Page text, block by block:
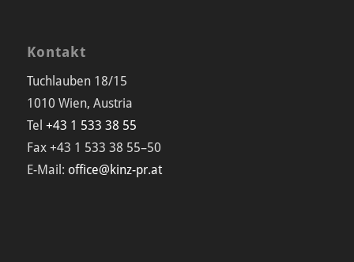
Kontakt
Tuchlauben 18/15
1010 Wien, Austria
Tel +43 1 533 38 55
Fax +43 1 533 38 55–50
E-Mail: office@kinz-pr.at